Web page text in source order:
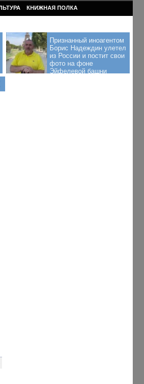
КНИЖНАЯ ПОЛКА
Признанный иноагентом
Борис Надеждин улетел
из России и постит свои
фото на фоне
Эйфелевой башни